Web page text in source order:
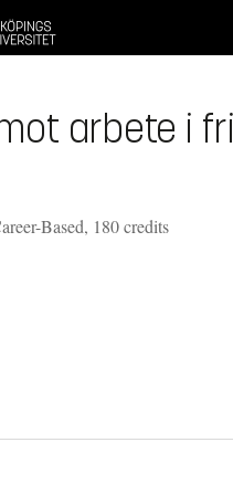
arbete i
Based, 180 credits